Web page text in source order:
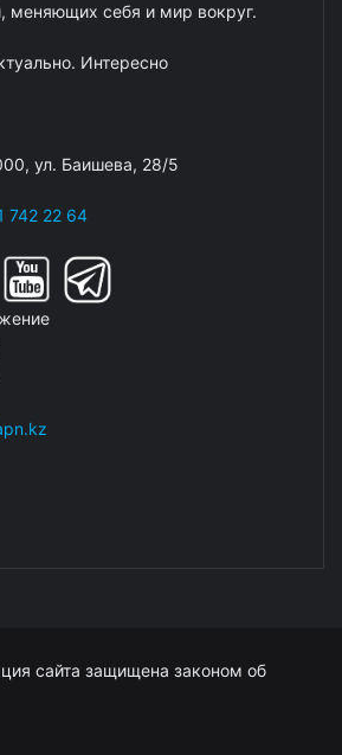
меняющих себя и мир вокруг.
Интересно
ул. Баишева, 28/5
742 22 64
сайта защищена законом об